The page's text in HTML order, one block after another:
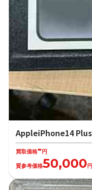
AppleiPhone14 Plus
買取価格- 円
質参考価格50,000 円